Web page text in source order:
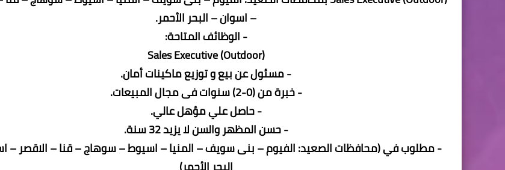
– اسوان – البحر الأحمر.
- الوظائف المتاحة:
Sales Executive (Outdoor)
- مسئول عن بيع و توزيع ماكينات أمان.
- خبرة من (0-2) سنوات فى مجال المبيعات.
- حاصل علي مؤهل عالي.
- حسن المظهر والسن لا يزيد 32 سنة.
- مطلوب في (محافظات الصعيد: الفيوم – بنى سويف – المنيا – اسيوط – سوهاج – قنا – الاقصر –